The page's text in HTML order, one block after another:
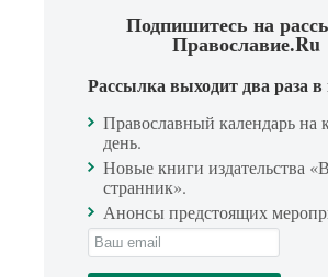
Подпишитесь на
Православие.Ru
Рассылка выходит два раза
Православный календарь на
день.
Новые книги издательства
странник».
Анонсы предстоящих